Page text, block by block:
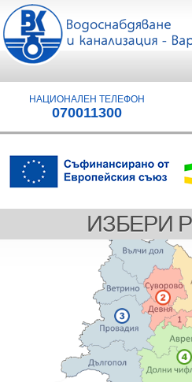
НАЦИОНАЛЕН ТЕЛЕФОН
070011300
ИЗБЕРИ